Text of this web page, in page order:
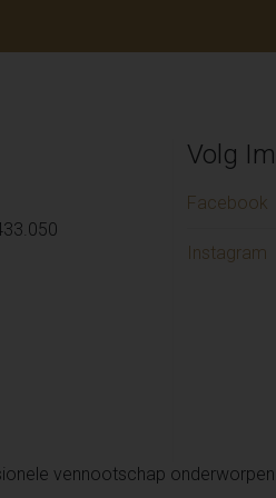
Volg
Facebook
Instagram
vennootschap